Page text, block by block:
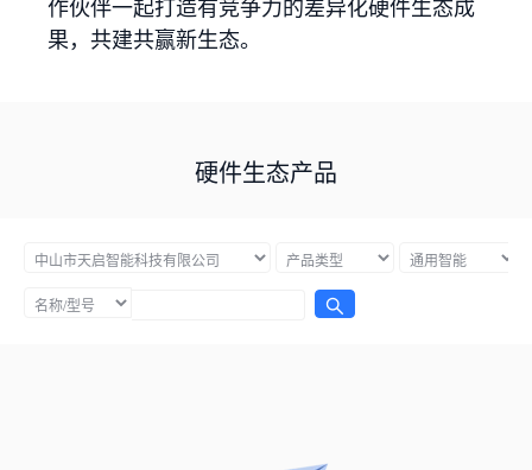
果，共建共赢新生态。
硬件生态产品